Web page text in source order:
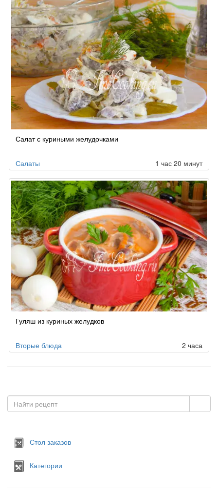
Салат с куриными желудочками
Салаты 1 час 20 минут
Гуляш из куриных желудков
Вторые блюда 2 часа
Стол заказов
Категории